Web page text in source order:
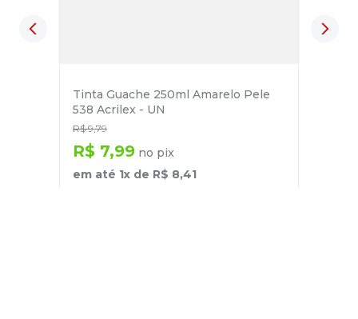
Tinta Guache 250ml Amarelo Pele
538 Acrilex - UN
R$ 9,79
R$ 7,99 no pix
em até 1x de R$ 8,41